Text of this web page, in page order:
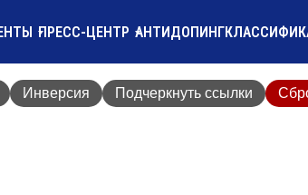
Инверсия Подчеркнуть ссылки
ПРЕСС-ЦЕНТР АНТИДОПИНГ